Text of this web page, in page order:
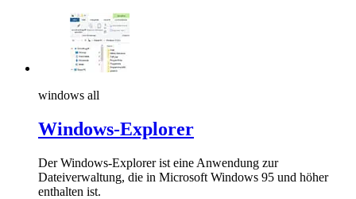
windows all
Windows-Explorer
Der Windows-Explorer ist eine Anwendung zur
Dateiverwaltung, die in Microsoft Windows 95 und höher
enthalten ist.